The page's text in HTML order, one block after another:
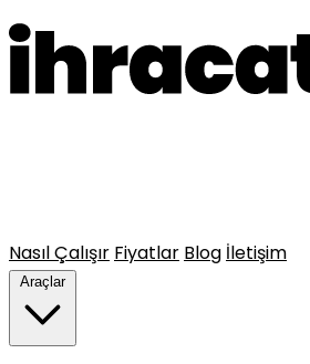
Nasıl Çalışır Fiyatlar Blog İletişim
Araçlar